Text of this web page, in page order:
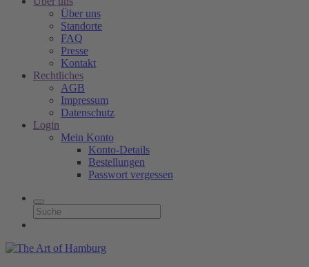
Über uns
Standorte
FAQ
Presse
Kontakt
Rechtliches
AGB
Impressum
Datenschutz
Login
Mein Konto
Konto-Details
Bestellungen
Passwort vergessen